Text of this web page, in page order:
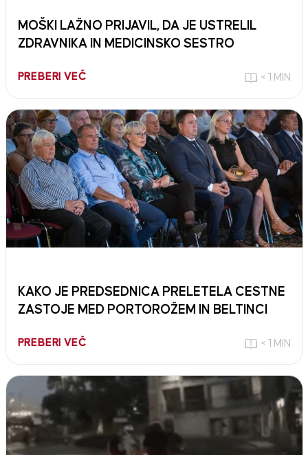
MOŠKI LAŽNO PRIJAVIL, DA JE USTRELIL
ZDRAVNIKA IN MEDICINSKO SESTRO
PREBERI VEČ < 1 MIN
KAKO JE PREDSEDNICA PRELETELA CESTNE
ZASTOJE MED PORTOROŽEM IN BELTINCI
PREBERI VEČ < 1 MIN